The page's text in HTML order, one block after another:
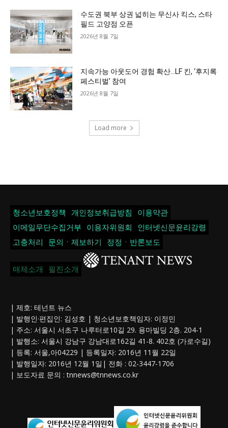
수도권 북부 상권 넓히는 무신사 킥스, 스타
필드 고양점 오픈
2026년 8월 7일
지속가능 아웃도어 경험 확산…LF 킨, ‘후지록
페스티벌’ 참여
2026년 8월 7일
Load more
청소년보호정책 개인정보취급방침
이용약관
이메일무단수집거부
이용자위원회
인터넷신문윤리강령
고충처리
문의ㆍ제보하기 정정ㆍ반론보도
매체소개 필진소개
| 제호: 테넌트 뉴스
| 발행인·편집인: 김성호 | 청소년보호책임자: 이정민
| 주소: 서울시 서초구 나루터로10길 29. 용마빌딩 2층. 204-1
| 발행소: 서울시 강남구 강남대로162길 41-8. 402호 (가로수길)
| 등록: 서울,아04229 | 등록일자: 2016년 11월 22일
| 발행일자: 2016년 12월 1일| 전화 : 02-3447-1706
| 보도자료 문의 :tnnews@tnnews.co.kr